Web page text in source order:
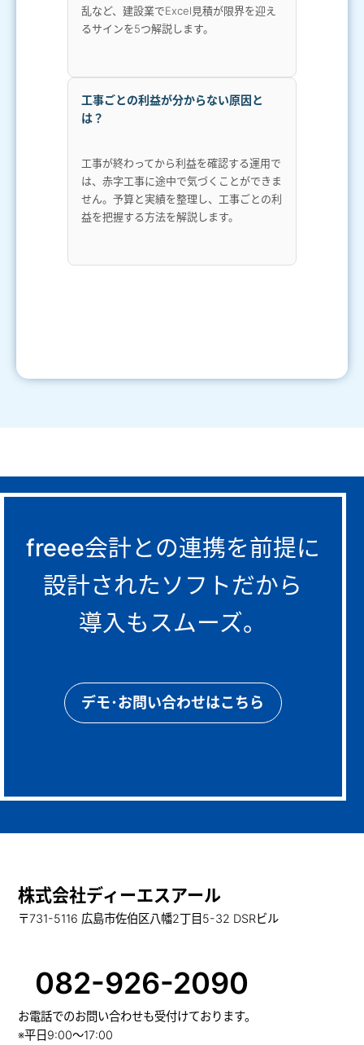
乱など、建設業でExcel見積が限界を迎え
るサインを5つ解説します。
工事ごとの利益が分からない原因と
は？
工事が終わってから利益を確認する運用で
は、赤字工事に途中で気づくことができま
せん。予算と実績を整理し、工事ごとの利
益を把握する方法を解説します。
freee会計との連携を前提に
設計されたソフトだから
導入もスムーズ。
デモ･お問い合わせはこちら
株式会社ディーエスアール
〒731-5116 広島市佐伯区八幡2丁目5-32 DSRビル
082-926-2090
お電話でのお問い合わせも受付けております。
※平日9:00～17:00